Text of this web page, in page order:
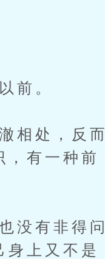
前。
相处，反而
，有一种前
没有非得问
上又不是